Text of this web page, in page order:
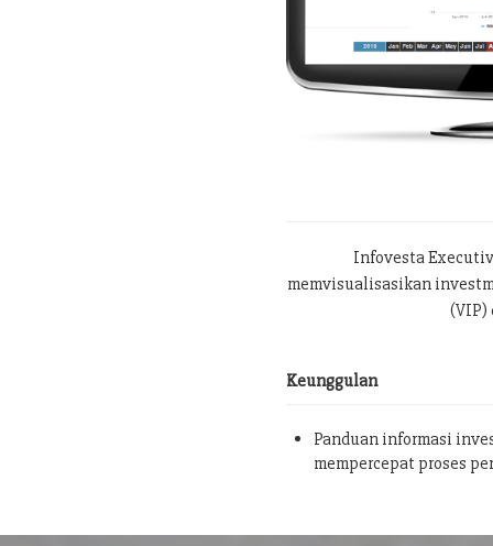
Infovesta
memvisualisasikan
(VIP)
Keunggulan
Panduan informasi
mempercepat proses